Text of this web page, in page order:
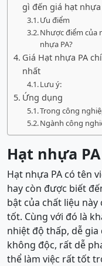
gì đến giá hạt nhựa
Ưu điểm
Nhược điểm của
nhựa PA?
Giá Hạt nhựa PA
nhất
Lưu ý:
Ứng dụng
Trong công
Ngành công
Hạt nhựa
Hạt nhựa PA có tên
hay còn được biết
bật của chất liệu
tốt. Cùng với đó là
nhiệt độ thấp, dễ
không độc, rất dễ
thể làm việc rất tốt